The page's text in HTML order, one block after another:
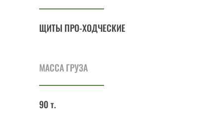
ЩИТЫ ПРО-ХОДЧЕСКИЕ
МАССА ГРУЗА
90 т.